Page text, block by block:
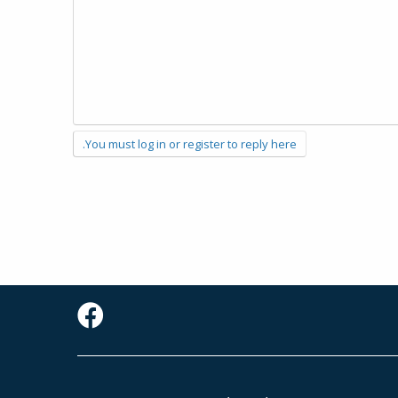
You must log in or register to reply here.